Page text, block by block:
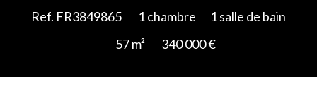
Ref. FR3849865 1 chambre
1 salle de bain
57 m²
340 000 €